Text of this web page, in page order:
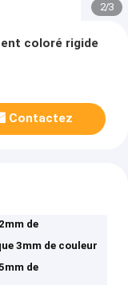
2/3
coloré rigide
Contactez
de
3mm de couleur
de